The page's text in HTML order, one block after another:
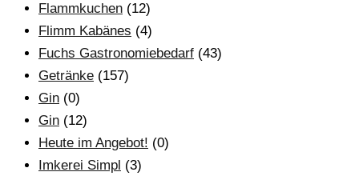
Flammkuchen (12)
Flimm Kabänes (4)
Fuchs Gastronomiebedarf (43)
Getränke (157)
Gin (0)
Gin (12)
Heute im Angebot! (0)
Imkerei Simpl (3)